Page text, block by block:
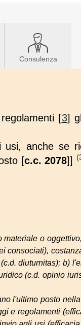
Consulenza
[3]
usi, anche se
[c.c. 2078]]
materialeo oggettivo
consociati),
(c.d.diuturnitas); b) l'
(c.d.opinio
l'ultimo posto
e regolamenti (